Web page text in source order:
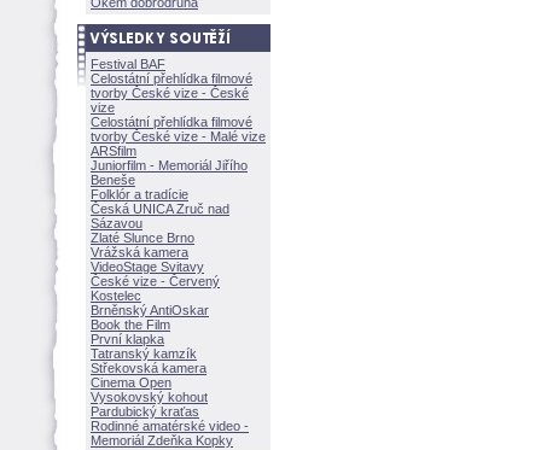
Festival BAF
Celostátní přehlídka filmové
tvorby České vize - České
vize
Celostátní přehlídka filmové
tvorby České vize - Malé vize
ARSfilm
Juniorfilm - Memoriál Jiřího
Beneše
Folklór a tradície
Česká UNICA Zruč nad
Sázavou
Zlaté Slunce Brno
Vrážská kamera
VideoStage Svitavy
České vize - Červený
Kostelec
Brněnský AntiOskar
Book the Film
První klapka
Tatranský kamzík
Střekovská kamera
Cinema Open
Vysokovský kohout
Pardubický kraťas
Rodinné amatérské video -
Memoriál Zdeňka Kopky